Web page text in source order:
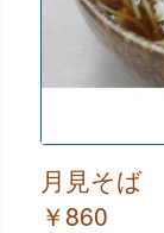
月見そば
￥860